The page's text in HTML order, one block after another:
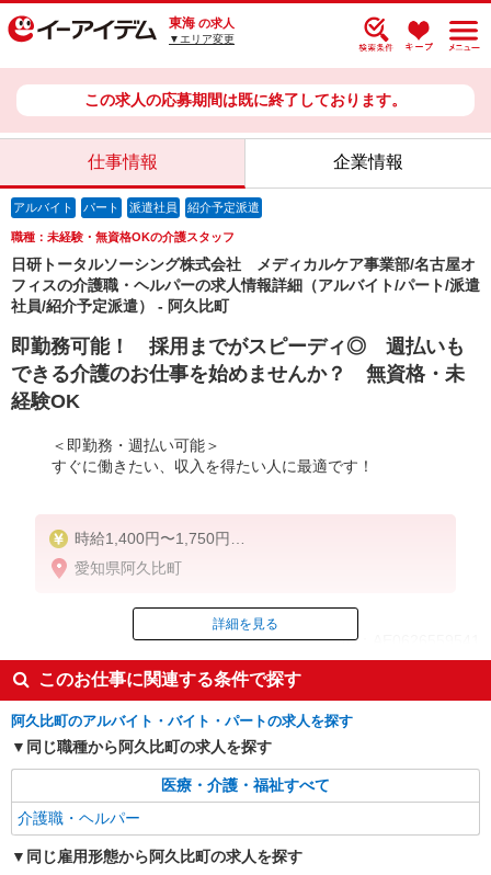
東海 の求人
▼エリア変更
この求人の応募期間は既に終了しております。
仕事情報 企業情報
アルバイト パート 派遣社員 紹介予定派遣
職種：未経験・無資格OKの介護スタッフ
日研トータルソーシング株式会社 メディカルケア事業部/名古屋オ
フィスの介護職・ヘルパーの求人情報詳細（アルバイト/パート/派遣
社員/紹介予定派遣） - 阿久比町
即勤務可能！ 採用までがスピーディ◎ 週払いも
できる介護のお仕事を始めませんか？ 無資格・未
経験OK
＜即勤務・週払い可能＞
すぐに働きたい、収入を得たい人に最適です！
時給1,400円〜1,750円
★週払いOK（規定あり）
愛知県阿久比町
ID：AE0626559541
掲載期間終了
詳細を見る
このお仕事に関連する条件で探す
阿久比町のアルバイト・バイト・パートの求人を探す
同じ職種から阿久比町の求人を探す
医療・介護・福祉すべて
介護職・ヘルパー
同じ雇用形態から阿久比町の求人を探す